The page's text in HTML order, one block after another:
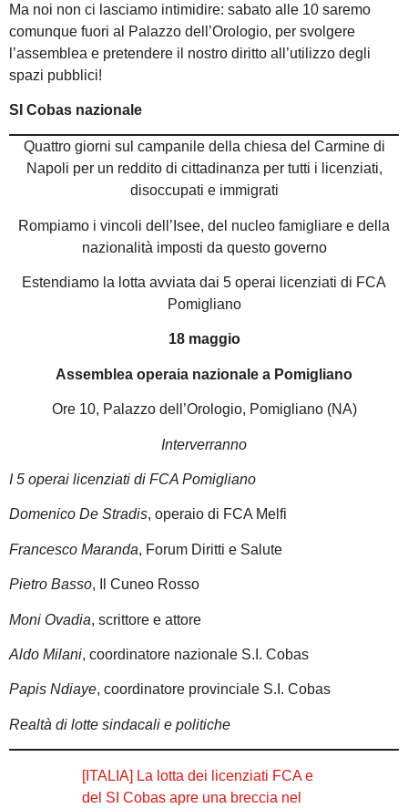
Ma noi non ci lasciamo intimidire: sabato alle 10 saremo
comunque fuori al Palazzo dell’Orologio, per svolgere
l’assemblea e pretendere il nostro diritto all’utilizzo degli
spazi pubblici!
SI Cobas nazionale
Quattro giorni sul campanile della chiesa del Carmine di
Napoli per un reddito di cittadinanza per tutti i licenziati,
disoccupati e immigrati
Rompiamo i vincoli dell’Isee, del nucleo famigliare e della
nazionalità imposti da questo governo
Estendiamo la lotta avviata dai 5 operai licenziati di FCA
Pomigliano
18 maggio
Assemblea operaia nazionale a Pomigliano
Ore 10, Palazzo dell’Orologio, Pomigliano (NA)
Interverranno
I 5 operai licenziati di FCA Pomigliano
Domenico De Stradis, operaio di FCA Melfi
Francesco Maranda, Forum Diritti e Salute
Pietro Basso, Il Cuneo Rosso
Moni Ovadia, scrittore e attore
Aldo Milani, coordinatore nazionale S.I. Cobas
Papis Ndiaye, coordinatore provinciale S.I. Cobas
Realtà di lotte sindacali e politiche
[ITALIA] La lotta dei licenziati FCA e
del SI Cobas apre una breccia nel